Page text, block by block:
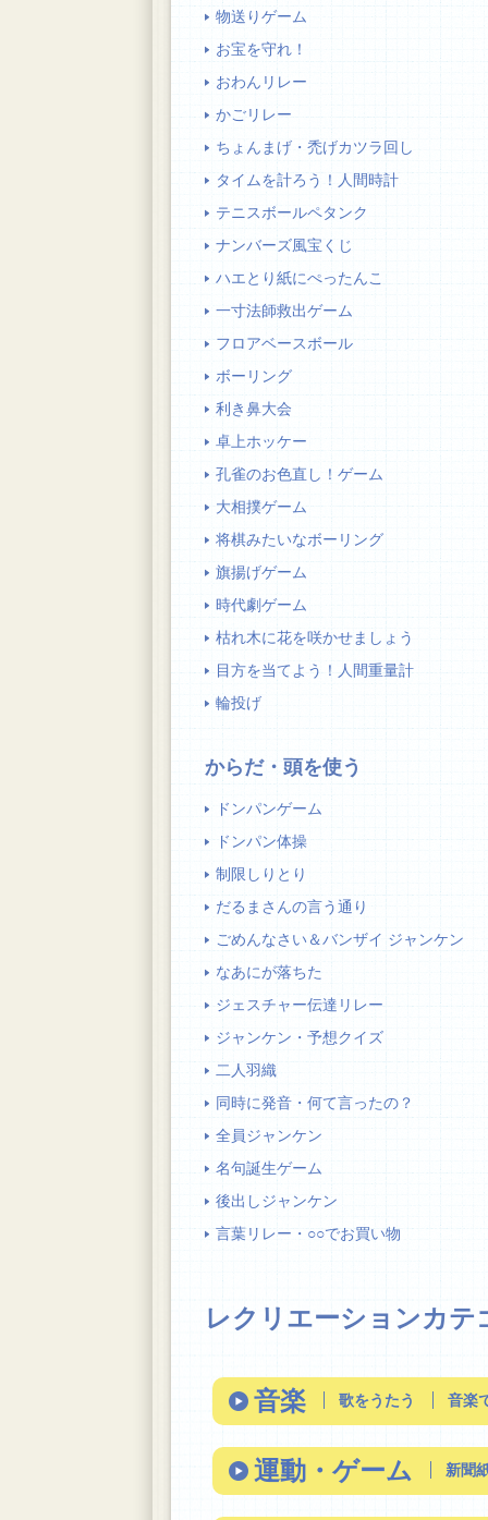
物送りゲーム
お宝を守れ！
おわんリレー
かごリレー
ちょんまげ・禿げカツラ回し
タイムを計ろう！人間時計
テニスボールペタンク
ナンバーズ風宝くじ
ハエとり紙にぺったんこ
一寸法師救出ゲーム
フロアベースボール
ボーリング
利き鼻大会
卓上ホッケー
孔雀のお色直し！ゲーム
大相撲ゲーム
将棋みたいなボーリング
旗揚げゲーム
時代劇ゲーム
枯れ木に花を咲かせましょう
目方を当てよう！人間重量計
輪投げ
からだ・頭を使う
ドンパンゲーム
ドンパン体操
制限しりとり
だるまさんの言う通り
ごめんなさい＆バンザイ ジャンケン
なあにが落ちた
ジェスチャー伝達リレー
ジャンケン・予想クイズ
二人羽織
同時に発音・何て言ったの？
全員ジャンケン
名句誕生ゲーム
後出しジャンケン
言葉リレー・○○でお買い物
レクリエーションカテ
音楽 歌をうたう 音楽
運動・ゲーム 新聞